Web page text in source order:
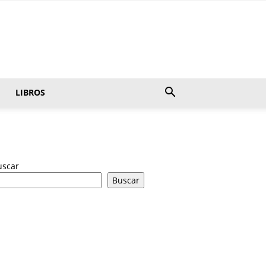
LIBROS
Buscar